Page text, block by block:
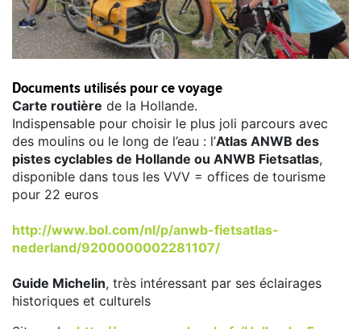
Documents utilisés pour ce voyage
Carte routière de la Hollande.
Indispensable pour choisir le plus joli parcours avec
des moulins ou le long de l’eau : l’Atlas ANWB des
pistes cyclables de Hollande ou ANWB Fietsatlas,
disponible dans tous les VVV = offices de tourisme
pour 22 euros
http://www.bol.com/nl/p/anwb-fietsatlas-
nederland/9200000002281107/
Guide Michelin, très intéressant par ses éclairages
historiques et culturels